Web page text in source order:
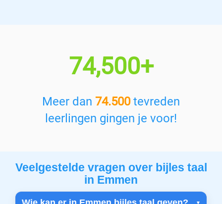
74,500+
Meer dan 74.500tevreden
leerlingen gingen je voor!
Veelgestelde vragen over bijles taal
in Emmen